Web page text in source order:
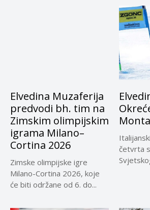
Elvedina Muzaferija
predvodi bh. tim na
Zimskim olimpijskim
igrama Milano–
Cortina 2026
Zimske olimpijske igre
Milano-Cortina 2026, koje
će biti održane od 6. do...
četvrta